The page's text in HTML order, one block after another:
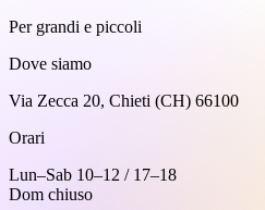
Per grandi e piccoli
Dove siamo
Via Zecca 20, Chieti (CH) 66100
Orari
Lun–Sab 10–12 / 17–18
Dom chiuso